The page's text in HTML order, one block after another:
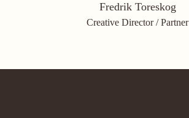
Fredrik Toreskog
Creative Director / Partner